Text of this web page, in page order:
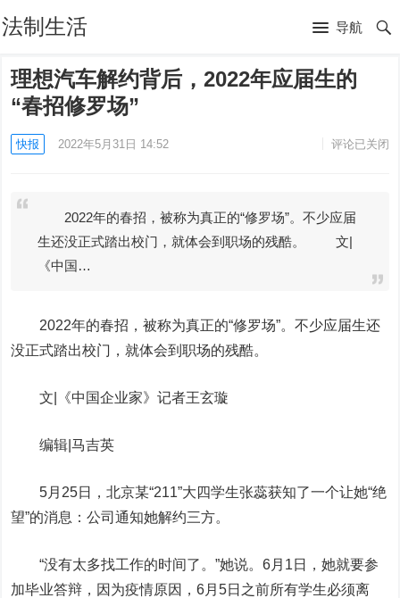
法制生活 导航
理想汽车解约背后，2022年应届生的
“春招修罗场”
快报 2022年5月31日 14:52 评论已关闭
2022年的春招，被称为真正的“修罗场”。不少应届
生还没正式踏出校门，就体会到职场的残酷。 文|
《中国…
2022年的春招，被称为真正的“修罗场”。不少应届生还
没正式踏出校门，就体会到职场的残酷。
文|《中国企业家》记者王玄璇
编辑|马吉英
5月25日，北京某“211”大四学生张蕊获知了一个让她“绝
望”的消息：公司通知她解约三方。
“没有太多找工作的时间了。”她说。6月1日，她就要参
加毕业答辩，因为疫情原因，6月5日之前所有学生必须离